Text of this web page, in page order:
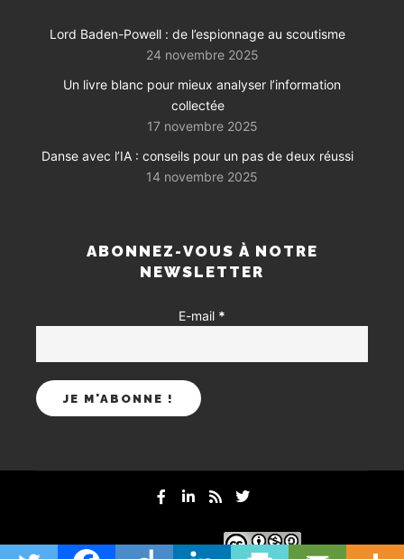
Lord Baden-Powell : de l’espionnage au scoutisme
24 novembre 2025
Un livre blanc pour mieux analyser l’information
collectée
17 novembre 2025
Danse avec l’IA : conseils pour un pas de deux réussi
14 novembre 2025
ABONNEZ-VOUS À NOTRE
NEWSLETTER
E-mail *
mentions-legales